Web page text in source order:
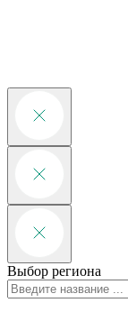
Выбор региона